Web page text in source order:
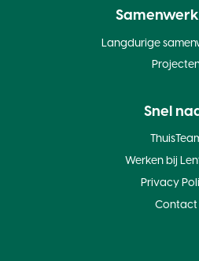
Langdurige
Snel
Werken bij
Privacy
Contact